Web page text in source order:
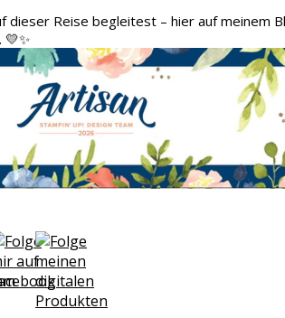
dieser Reise begleitest – hier auf